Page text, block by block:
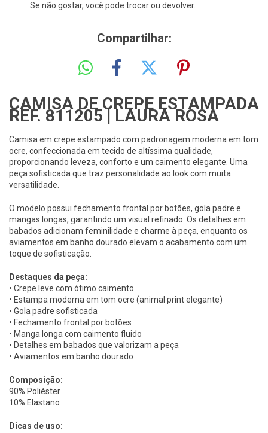
Se não gostar, você pode trocar ou devolver.
Compartilhar:
CAMISA DE CREPE ESTAMPADA
REF. 811205 | LAURA ROSA
Camisa em crepe estampado com padronagem moderna em tom
ocre, confeccionada em tecido de altíssima qualidade,
proporcionando leveza, conforto e um caimento elegante. Uma
peça sofisticada que traz personalidade ao look com muita
versatilidade.
O modelo possui fechamento frontal por botões, gola padre e
mangas longas, garantindo um visual refinado. Os detalhes em
babados adicionam feminilidade e charme à peça, enquanto os
aviamentos em banho dourado elevam o acabamento com um
toque de sofisticação.
Destaques da peça:
• Crepe leve com ótimo caimento
• Estampa moderna em tom ocre (animal print elegante)
• Gola padre sofisticada
• Fechamento frontal por botões
• Manga longa com caimento fluido
• Detalhes em babados que valorizam a peça
• Aviamentos em banho dourado
Composição:
90% Poliéster
10% Elastano
Dicas de uso: